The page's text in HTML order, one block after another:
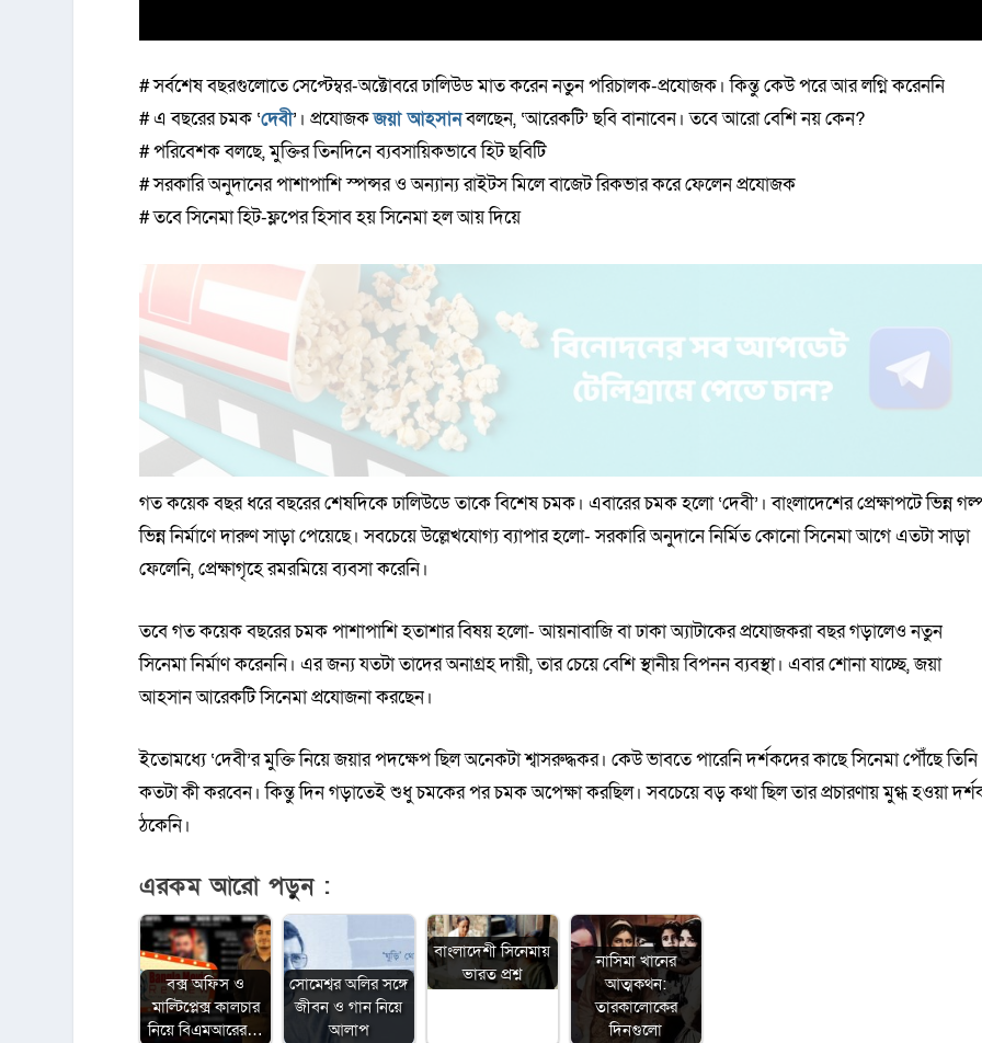
# সর্বশেষ বছরগুলোতে সেপ্টেম্বর-অক্টোবরে ঢালিউড মাত করেন নতুন পরিচালক-প্রযোজক। কিন্তু কেউ পরে আর লগ্নি করেননি
# এ বছরের চমক ‘দেবী’। প্রযোজকজয়া আহসানবলছেন, ‘আরেকটি’ ছবি বানাবেন। তবে আরো বেশি নয় কেন?
# পরিবেশক বলছে, মুক্তির তিনদিনে ব্যবসায়িকভাবে হিট ছবিটি
# সরকারি অনুদানের পাশাপাশি স্পন্সর ও অন্যান্য রাইটস মিলে বাজেট রিকভার করে ফেলেন প্রযোজক
# তবে সিনেমা হিট-ফ্লপের হিসাব হয় সিনেমা হল আয় দিয়ে
গত কয়েক বছর ধরে বছরের শেষদিকে ঢালিউডে তাকে বিশেষ চমক। এবারের চমক হলো ‘দেবী’। বাংলাদেশের প্রেক্ষাপটে ভিন্ন
ভিন্ন নির্মাণে দারুণ সাড়া পেয়েছে। সবচেয়ে উল্লেখযোগ্য ব্যাপার হলো- সরকারি অনুদানে নির্মিত কোনো সিনেমা আগে এতটা সাড়া
ফেলেনি, প্রেক্ষাগৃহে রমরমিয়ে ব্যবসা করেনি।
তবে গত কয়েক বছরের চমক পাশাপাশি হতাশার বিষয় হলো- আয়নাবাজি বা ঢাকা অ্যাটাকের প্রযোজকরা বছর গড়ালেও নতুন
সিনেমা নির্মাণ করেননি। এর জন্য যতটা তাদের অনাগ্রহ দায়ী, তার চেয়ে বেশি স্থানীয় বিপনন ব্যবস্থা। এবার শোনা যাচ্ছে, জয়া
আহসান আরেকটি সিনেমা প্রযোজনা করছেন।
ইতোমধ্যে ‘দেবী’র মুক্তি নিয়ে জয়ার পদক্ষেপ ছিল অনেকটা শ্বাসরুদ্ধকর। কেউ ভাবতে পারেনি দর্শকদের কাছে সিনেমা পৌঁছে তিনি
কতটা কী করবেন। কিন্তু দিন গড়াতেই শুধু চমকের পর চমক অপেক্ষা করছিল। সবচেয়ে বড় কথা ছিল তার প্রচারণায় মুগ্ধ হওয়া
ঠকেনি।
এরকম আরো পড়ুন :
বক্স অফিস ও
মাল্টিপ্লেক্স কালচার
নিয়ে বিএমআরের…
সোমেশ্বর অলির সঙ্গে
জীবন ও গান নিয়ে
আলাপ
বাংলাদেশী সিনেমায়
ভারত প্রশ্ন
নাসিমা খানের
আত্মকথন:
তারকালোকের
দিনগুলো